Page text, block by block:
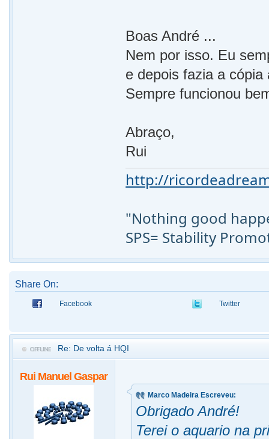
Boas André ...
Nem por isso. Eu
e depois fazia a
Sempre funcionou
Abraço,
Rui
http://
"Nothing good
SPS= Stability
Share On:
Facebook Twitter
Re: De volta á HQI
Rui Manuel Gaspar
Marco Madeira Escreveu:
Obrigado André!
Terei o aquario na